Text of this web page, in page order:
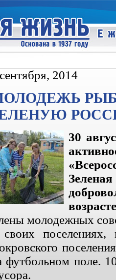
2014
30
молодежных
поселениях,
футбольном поле.